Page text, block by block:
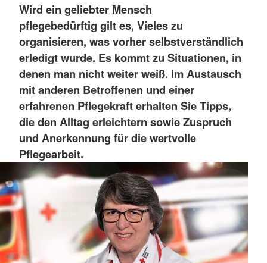
Wird ein geliebter Mensch
pflegebedürftig gilt es, Vieles zu
organisieren, was vorher selbstverständlich
erledigt wurde. Es kommt zu Situationen, in
denen man nicht weiter weiß. Im Austausch
mit anderen Betroffenen und einer
erfahrenen Pflegekraft erhalten Sie Tipps,
die den Alltag erleichtern sowie Zuspruch
und Anerkennung für die wertvolle
Pflegearbeit.